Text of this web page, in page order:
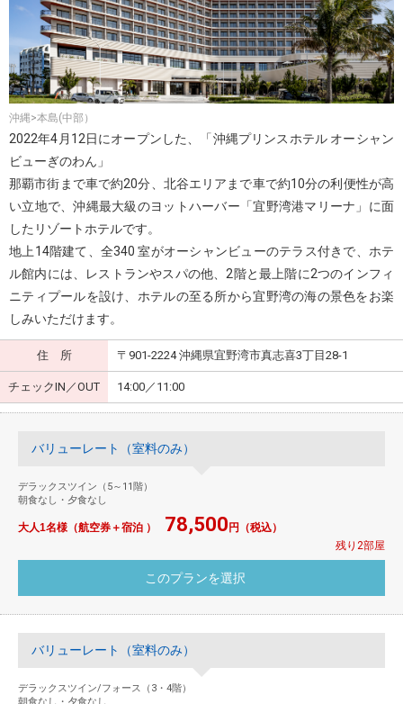
沖縄>本島(中部）
2022年4月12日にオープンした、「沖縄プリンスホテル オーシャン
ビューぎのわん」
那覇市街まで車で約20分、北谷エリアまで車で約10分の利便性が高
い立地で、沖縄最大級のヨットハーバー「宜野湾港マリーナ」に面
したリゾートホテルです。
地上14階建て、全340 室がオーシャンビューのテラス付きで、ホテ
ル館内には、レストランやスパの他、2階と最上階に2つのインフィ
ニティプールを設け、ホテルの至る所から宜野湾の海の景色をお楽
しみいただけます。
住 所 〒901-2224 沖縄県宜野湾市真志喜3丁目28-1
チェックIN／OUT 14:00／11:00
バリューレート（室料のみ）
デラックスツイン（5～11階）
朝食なし・夕食なし
大人1名様（航空券＋宿泊 ） 78,500 円（税込）
残り2部屋
バリューレート（室料のみ）
デラックスツイン/フォース（3・4階）